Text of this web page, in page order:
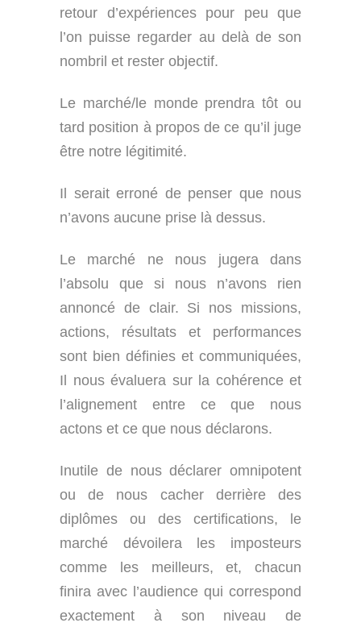
retour d’expériences pour peu que
l’on puisse regarder au delà de son
nombril et rester objectif.
Le marché/le monde prendra tôt ou
tard position à propos de ce qu’il juge
être notre légitimité.
Il serait erroné de penser que nous
n’avons aucune prise là dessus.
Le marché ne nous jugera dans
l’absolu que si nous n’avons rien
annoncé de clair. Si nos missions,
actions, résultats et performances
sont bien définies et communiquées,
Il nous évaluera sur la cohérence et
l’alignement entre ce que nous
actons et ce que nous déclarons.
Inutile de nous déclarer omnipotent
ou de nous cacher derrière des
diplômes ou des certifications, le
marché dévoilera les imposteurs
comme les meilleurs, et, chacun
finira avec l’audience qui correspond
exactement à son niveau de